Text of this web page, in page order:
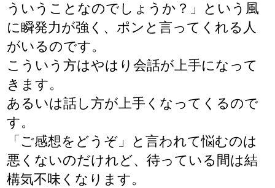
ういうことなのでしょうか？」という風
に瞬発力が強く、ポンと言ってくれる人
がいるのです。
こういう方はやはり会話が上手になって
きます。
あるいは話し方が上手くなってくるので
す。
「ご感想をどうぞ」と言われて悩むのは
悪くないのだけれど、待っている間は結
構気不味くなります。